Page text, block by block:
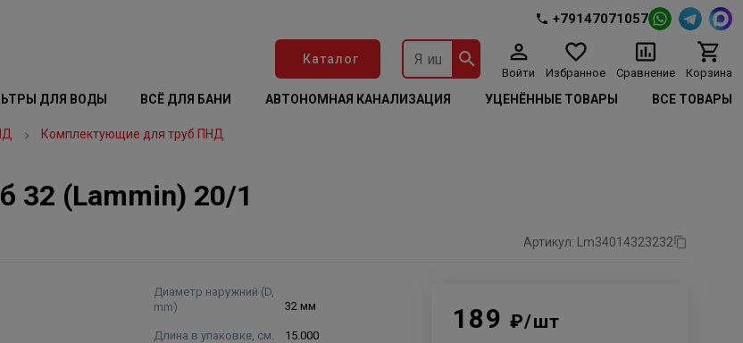
+79147071057
Каталог
Войти Избранное Сравнение Корзина
ДЛЯ ВОДЫ ВСЁ ДЛЯ БАНИ АВТОНОМНАЯ КАНАЛИЗАЦИЯ УЦЕНЁННЫЕ ТОВАРЫ ВСЕ ТОВАРЫ
Комплектующие для труб ПНД
32 (Lammin) 20/1
Артикул: Lm34014323232
Диаметр наружний (D,
mm)
32 мм
Длина в упаковке, см. 15.000
189 ₽/шт